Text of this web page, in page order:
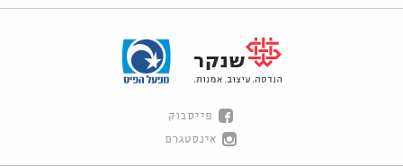
פייסבוק
אינסטגרם